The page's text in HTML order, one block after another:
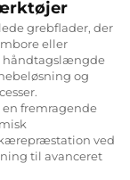
grebflader, der
eller
håndtagslængde
og
fremragende
ved
til avanceret